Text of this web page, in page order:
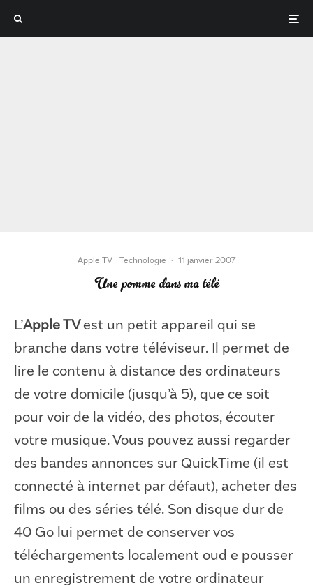
Apple TV Technologie · 11 janvier 2007
Une pomme dans ma télé
L’Apple TVest un petit appareil qui se
branche dans votre téléviseur. Il permet de
lire le contenu à distance des ordinateurs
de votre domicile (jusqu’à 5), que ce soit
pour voir de la vidéo, des photos, écouter
votre musique. Vous pouvez aussi regarder
des bandes annonces sur QuickTime (il est
connecté à internet par défaut), acheter des
films ou des séries télé. Son disque dur de
40 Go lui permet de conserver vos
téléchargements localement oud e pousser
un enregistrement de votre ordinateur